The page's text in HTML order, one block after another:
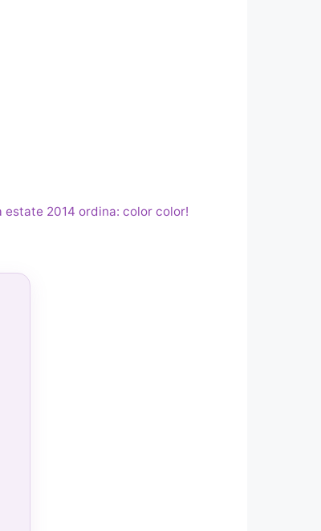
2014 ordina: color color!